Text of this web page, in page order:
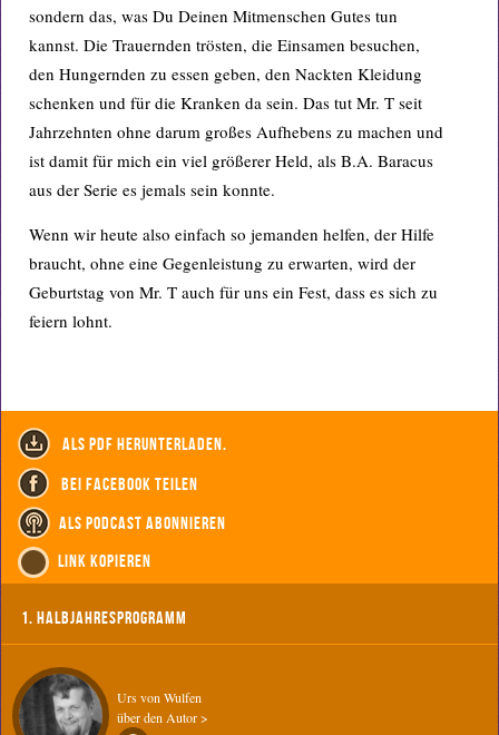
sondern das, was Du Deinen Mitmenschen Gutes tun
kannst. Die Trauernden trösten, die Einsamen besuchen,
den Hungernden zu essen geben, den Nackten Kleidung
schenken und für die Kranken da sein. Das tut Mr. T seit
Jahrzehnten ohne darum großes Aufhebens zu machen und
ist damit für mich ein viel größerer Held, als B.A. Baracus
aus der Serie es jemals sein konnte.
Wenn wir heute also einfach so jemanden helfen, der Hilfe
braucht, ohne eine Gegenleistung zu erwarten, wird der
Geburtstag von Mr. T auch für uns ein Fest, dass es sich zu
feiern lohnt.
als PDF herunterladen.
bei Facebook teilen
als Podcast abonnieren
Link kopieren
1. Halbjahresprogramm
Urs von Wulfen
über den Autor >